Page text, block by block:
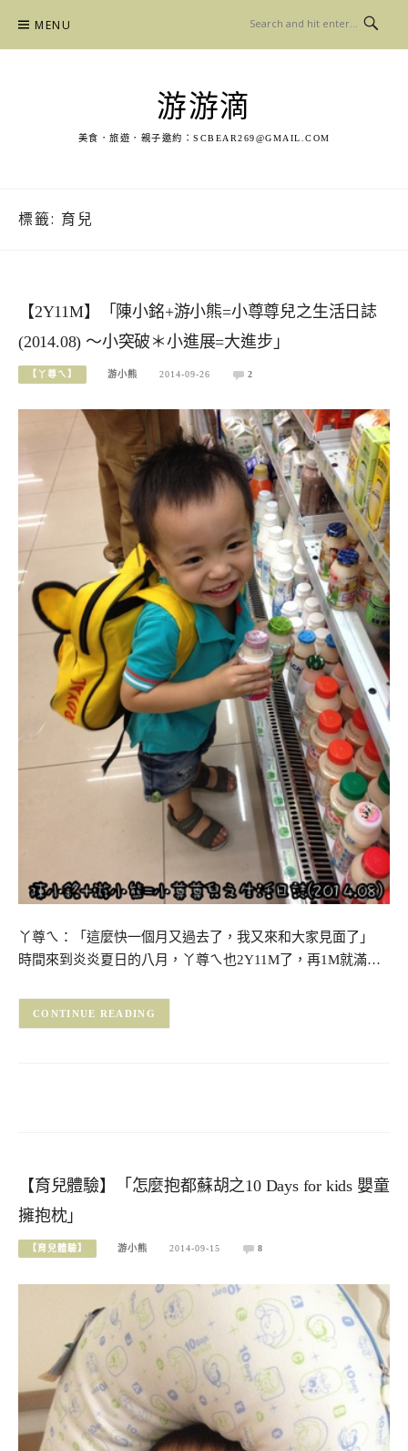
content
MENU
游游滴
美食．旅遊．親子邀約： SCBEAR269@GMAIL.COM
標籤: 育兒
【2Y11M】「陳小銘+游小熊=小尊尊兒之生活日誌
(2014.08) ～小突破＊小進展=大進步」
【丫尊ㄟ】 游小熊 2014-09-26 2
丫尊ㄟ：「這麼快一個月又過去了，我又來和大家見面了」
時間來到炎炎夏日的八月，丫尊ㄟ也2Y11M了，再1M就滿…
CONTINUE READING
【育兒體驗】「怎麼抱都蘇胡之10 Days for kids 嬰童
擁抱枕」
【育兒體驗】 游小熊 2014-09-15 8